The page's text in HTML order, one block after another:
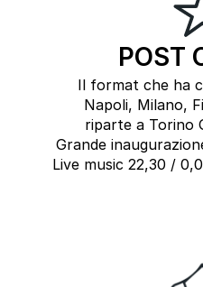
POST
Il format che ha
Napoli, Milano,
riparte a Torino
Grande
Live music 22,30 /